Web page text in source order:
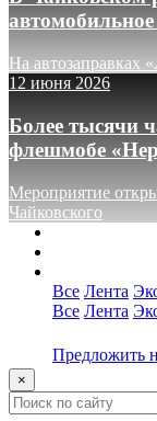
На автозаправках
12 июня 2026
Более тысячи
флешмобе
Мероприятие
Чайковского
Все Лента
Все Лента
Предложить
×